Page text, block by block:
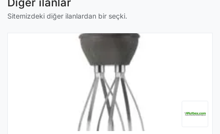
Sitemizdeki diğer ilanlardan bir seçki.